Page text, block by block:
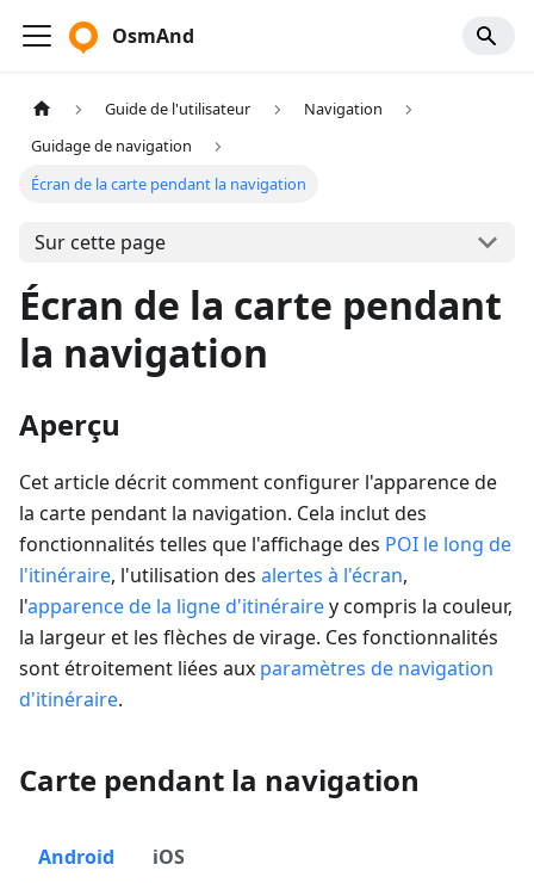
OsmAnd
Guide de l'utilisateur
Navigation
Guidage de navigation
Écran de la carte pendant la navigation
Sur cette page
Écran de la carte pendant
la navigation
Aperçu
Cet article décrit comment configurer l'apparence de
la carte pendant la navigation. Cela inclut des
fonctionnalités telles que l'affichage des POI le long de
l'itinéraire, l'utilisation des alertes à l'écran,
l'apparence de la ligne d'itinérairey compris la couleur,
la largeur et les flèches de virage. Ces fonctionnalités
sont étroitement liées aux paramètres de navigation
d'itinéraire.
Carte pendant la navigation
Android iOS